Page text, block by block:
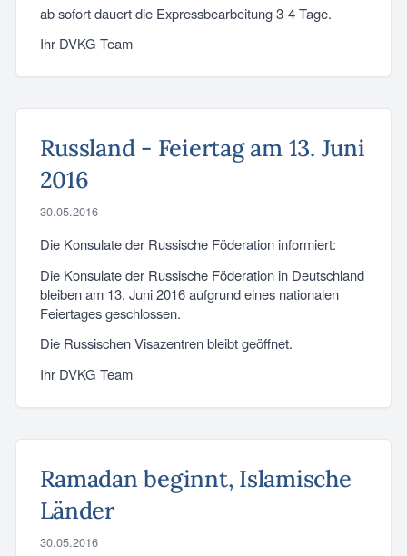
ab sofort dauert die Expressbearbeitung 3-4 Tage.
Ihr DVKG Team
Russland - Feiertag am 13. Juni
2016
30.05.2016
Die Konsulate der Russische Föderation informiert:
Die Konsulate der Russische Föderation in Deutschland
bleiben am 13. Juni 2016 aufgrund eines nationalen
Feiertages geschlossen.
Die Russischen Visazentren bleibt geöffnet.
Ihr DVKG Team
Ramadan beginnt, Islamische
Länder
30.05.2016